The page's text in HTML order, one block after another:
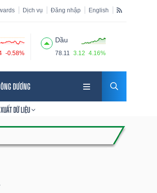
Dịch vụ Đăng nhập English
-0.58%
Dầu
78.11 3.12 4.16%
DƯƠNG
DỮ LIỆU